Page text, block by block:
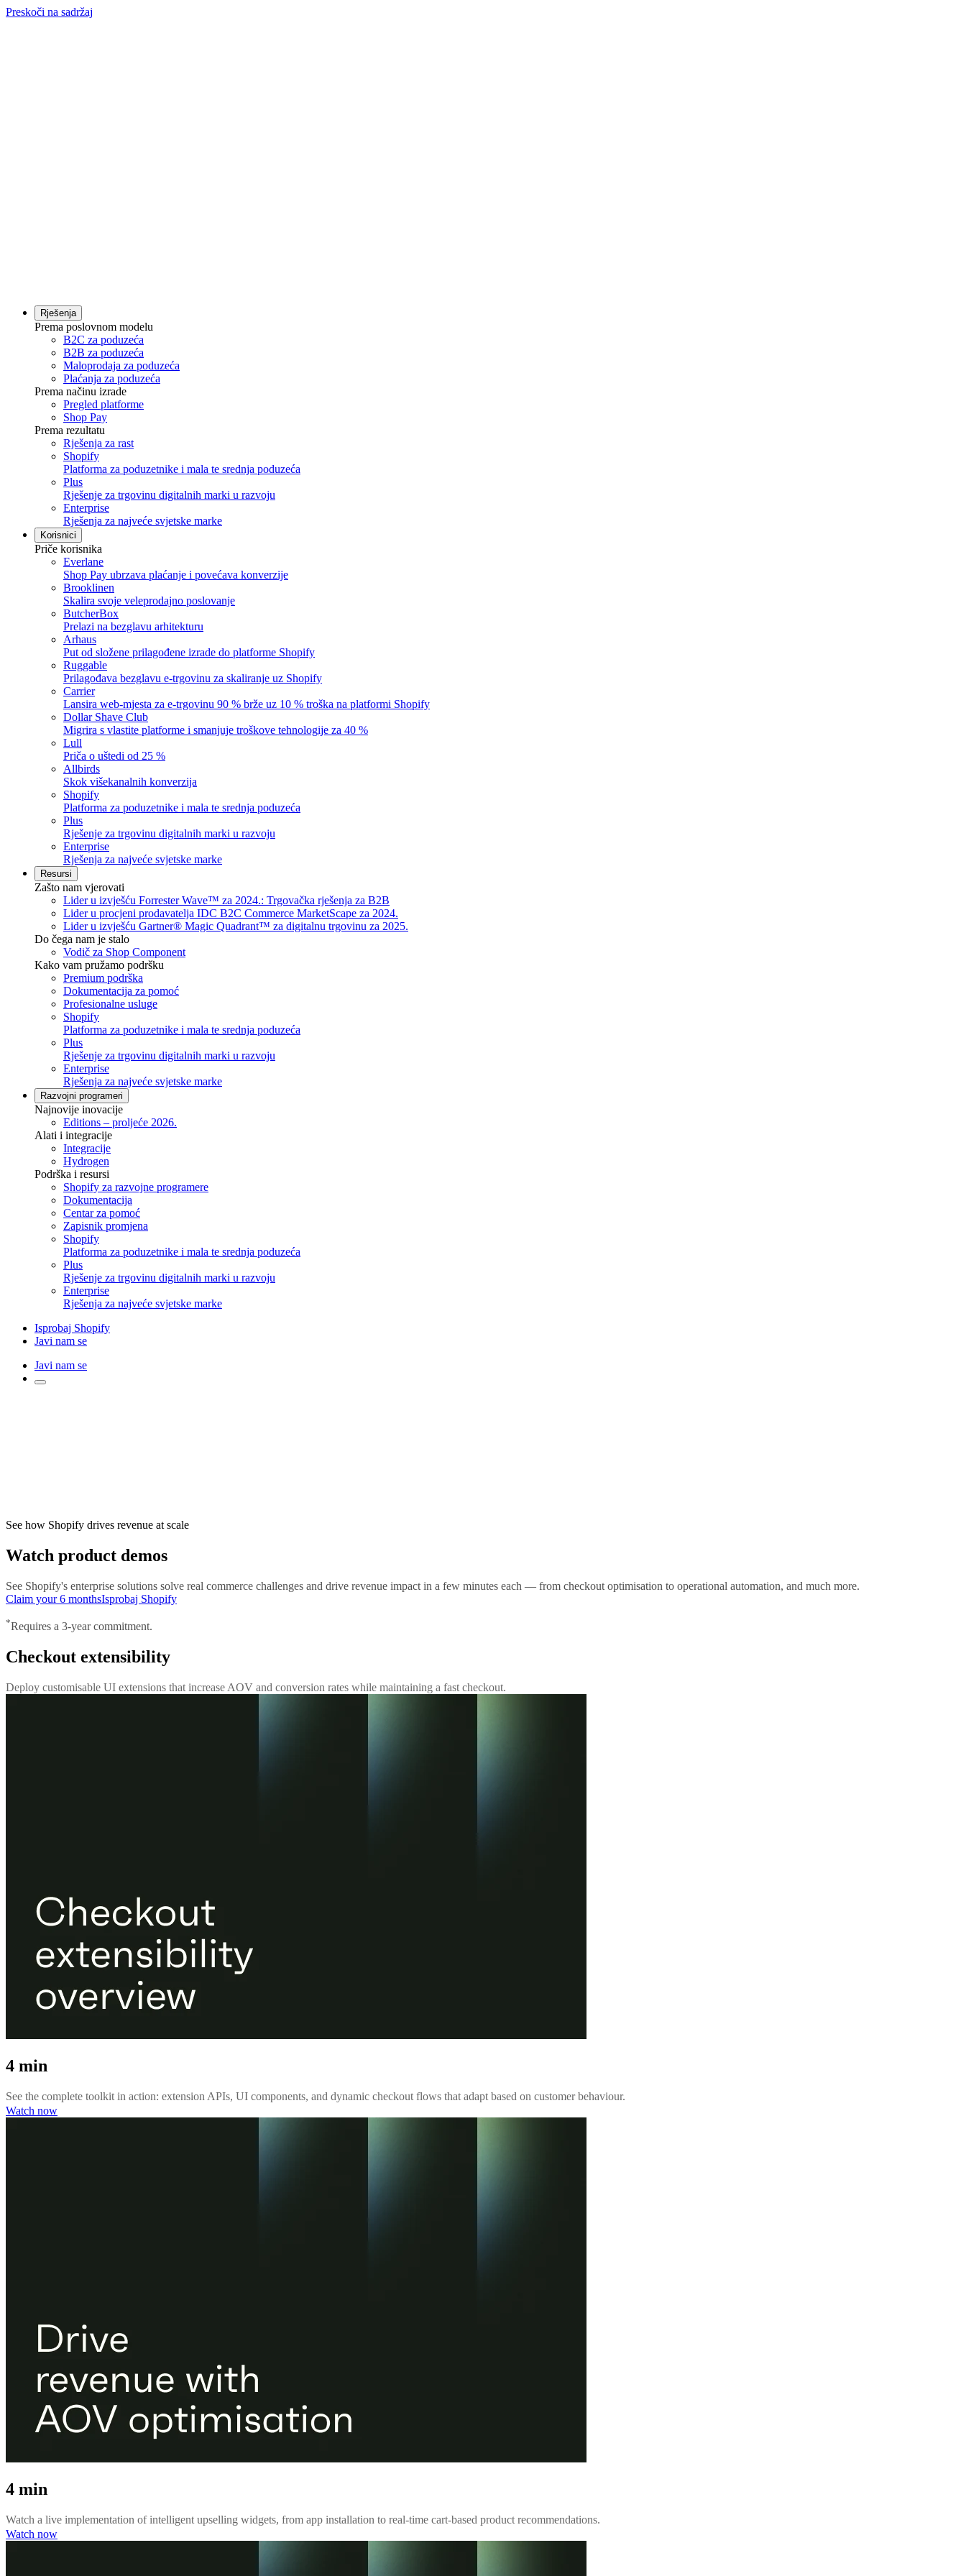
Preskoči na sadržaj
Rješenja
Prema poslovnom modelu
B2C za poduzeća
B2B za poduzeća
Maloprodaja za poduzeća
Plaćanja za poduzeća
Prema načinu izrade
Pregled platforme
Shop Pay
Prema rezultatu
Rješenja za rast
Shopify
Platforma za poduzetnike i mala te srednja poduzeća
Plus
Rješenje za trgovinu digitalnih marki u razvoju
Enterprise
Rješenja za najveće svjetske marke
Korisnici
Priče korisnika
Everlane
Shop Pay ubrzava plaćanje i povećava konverzije
Brooklinen
Skalira svoje veleprodajno poslovanje
ButcherBox
Prelazi na bezglavu arhitekturu
Arhaus
Put od složene prilagođene izrade do platforme Shopify
Ruggable
Prilagođava bezglavu e-trgovinu za skaliranje uz Shopify
Carrier
Lansira web-mjesta za e-trgovinu 90 % brže uz 10 % troška na platformi Shopify
Dollar Shave Club
Migrira s vlastite platforme i smanjuje troškove tehnologije za 40 %
Lull
Priča o uštedi od 25 %
Allbirds
Skok višekanalnih konverzija
Shopify
Platforma za poduzetnike i mala te srednja poduzeća
Plus
Rješenje za trgovinu digitalnih marki u razvoju
Enterprise
Rješenja za najveće svjetske marke
Resursi
Zašto nam vjerovati
Lider u izvješću Forrester Wave™ za 2024.: Trgovačka rješenja za B2B
Lider u procjeni prodavatelja IDC B2C Commerce MarketScape za 2024.
Lider u izvješću Gartner® Magic Quadrant™ za digitalnu trgovinu za 2025.
Do čega nam je stalo
Vodič za Shop Component
Kako vam pružamo podršku
Premium podrška
Dokumentacija za pomoć
Profesionalne usluge
Shopify
Platforma za poduzetnike i mala te srednja poduzeća
Plus
Rješenje za trgovinu digitalnih marki u razvoju
Enterprise
Rješenja za najveće svjetske marke
Razvojni programeri
Najnovije inovacije
Editions – proljeće 2026.
Alati i integracije
Integracije
Hydrogen
Podrška i resursi
Shopify za razvojne programere
Dokumentacija
Centar za pomoć
Zapisnik promjena
Shopify
Platforma za poduzetnike i mala te srednja poduzeća
Plus
Rješenje za trgovinu digitalnih marki u razvoju
Enterprise
Rješenja za najveće svjetske marke
Isprobaj Shopify
Javi nam se
Javi nam se
See how Shopify drives revenue at scale
Watch product demos
See Shopify's enterprise solutions solve real commerce challenges and drive revenue impact in a few minutes each — from checkout optimisation to operational automation, and much more.
Claim your 6 monthsIsprobaj Shopify
*Requires a 3-year commitment.
Checkout extensibility
Deploy customisable UI extensions that increase AOV and conversion rates while maintaining a fast checkout.
4 min
See the complete toolkit in action: extension APIs, UI components, and dynamic checkout flows that adapt based on customer behaviour.
Watch now
4 min
Watch a live implementation of intelligent upselling widgets, from app installation to real-time cart-based product recommendations.
Watch now